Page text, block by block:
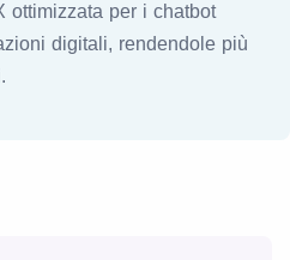
ottimizzata per i chatbot
digitali, rendendole più